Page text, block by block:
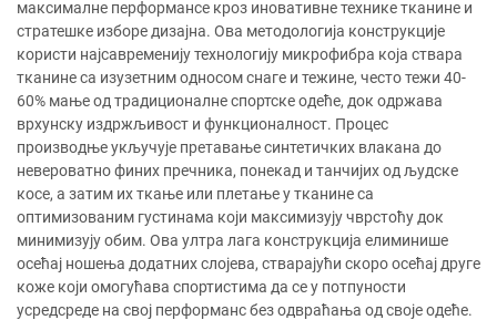
максималне перформансе кроз иновативне технике тканине и
стратешке изборе дизајна. Ова методологија конструкције
користи најсавременију технологију микрофибра која ствара
тканине са изузетним односом снаге и тежине, често тежи 40-
60% мање од традиционалне спортске одеће, док одржава
врхунску издржљивост и функционалност. Процес
производње укључује претавање синтетичких влакана до
невероватно финих пречника, понекад и танчијих од људске
косе, а затим их ткање или плетање у тканине са
оптимизованим густинама који максимизују чврстоћу док
минимизују обим. Ова ултра лага конструкција елиминише
осећај ношења додатних слојева, стварајући скоро осећај друге
коже који омогућава спортистима да се у потпуности
усредсреде на свој перформанс без одвраћања од своје одеће.